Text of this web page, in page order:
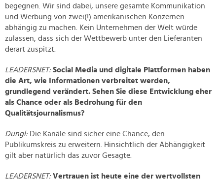
begegnen. Wir sind dabei, unsere gesamte Kommunikation
und Werbung von zwei(!) amerikanischen Konzernen
abhängig zu machen. Kein Unternehmen der Welt würde
zulassen, dass sich der Wettbewerb unter den Lieferanten
derart zuspitzt.
LEADERSNET: Social Media und digitale Plattformen haben
die Art, wie Informationen verbreitet werden,
grundlegend verändert. Sehen Sie diese Entwicklung eher
als Chance oder als Bedrohung für den
Qualitätsjournalismus?
Dungl: Die Kanäle sind sicher eine Chance, den
Publikumskreis zu erweitern. Hinsichtlich der Abhängigkeit
gilt aber natürlich das zuvor Gesagte.
LEADERSNET:Vertrauen ist heute eine der wertvollsten